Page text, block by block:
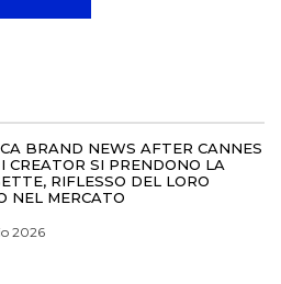
BRAND NEWS AFTER CANNES
CREATOR SI PRENDONO LA
RIFLESSO DEL LORO
NEL MERCATO
2026